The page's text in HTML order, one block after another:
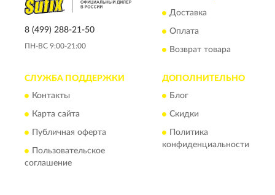
8 (499) 288-21-50
ПН-ВС 9:00-21:00
Доставка
Оплата
Возврат товара
СЛУЖБА ПОДДЕРЖКИ
Контакты
Карта сайта
Публичная оферта
Пользовательское
соглашение
ДОПОЛНИТЕЛЬНО
Блог
Скидки
Политика
конфиденциальности